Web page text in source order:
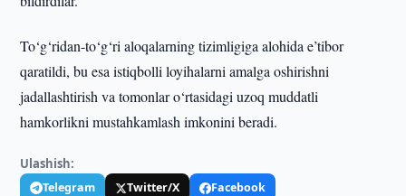
To‘g‘ridan-to‘g‘ri aloqalarning tizimligiga alohida e’tibor
qaratildi, bu esa istiqbolli loyihalarni amalga oshirishni
jadallashtirish va tomonlar o‘rtasidagi uzoq muddatli
hamkorlikni mustahkamlash imkonini beradi.
Ulashish:
Telegram Twitter/X
Facebook